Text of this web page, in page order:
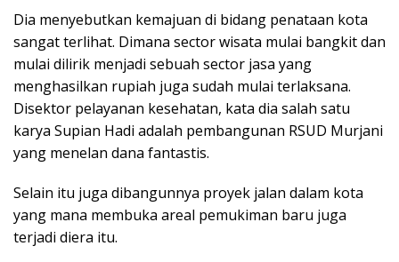
Dia menyebutkan kemajuan di bidang penataan kota
sangat terlihat. Dimana sector wisata mulai bangkit dan
mulai dilirik menjadi sebuah sector jasa yang
menghasilkan rupiah juga sudah mulai terlaksana.
Disektor pelayanan kesehatan, kata dia salah satu
karya Supian Hadi adalah pembangunan RSUD Murjani
yang menelan dana fantastis.
Selain itu juga dibangunnya proyek jalan dalam kota
yang mana membuka areal pemukiman baru juga
terjadi diera itu.